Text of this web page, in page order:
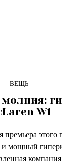
ВЕЩЬ
W1
премьера
и мощный